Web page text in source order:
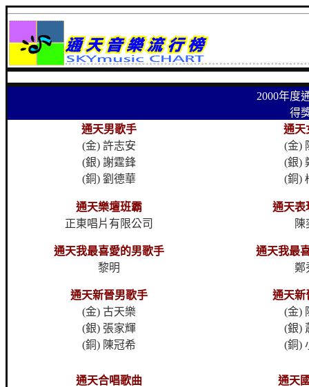
2000年度
得
通天男歌手
(金) 許志安
(銀) 謝霆鋒
(銅) 劉德華
通天
(金)
(銀)
(銅)
通天樂壇班霸
正東唱片有限公司
通天表
陳
通天我最喜愛的男歌手
黎明
通天我最
鄭
通天新晉男歌手
(金) 古天樂
(銀) 張家輝
(銅) 陳冠希
通天新
(金)
(銀)
(銅)
通天合唱歌曲
通天